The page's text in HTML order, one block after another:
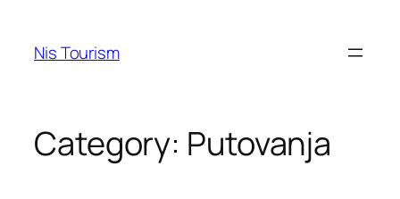
content
Nis Tourism
Category: Putovanja